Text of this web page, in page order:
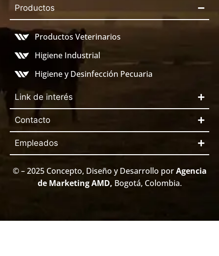
Productos
Productos Veterinarios
Higiene Industrial
Higiene y Desinfección Pecuaria
Link de interés
Contacto
Empleados
© – 2025 Concepto, Diseño y Desarrollo por Agencia
de Marketing AMD, Bogotá, Colombia.